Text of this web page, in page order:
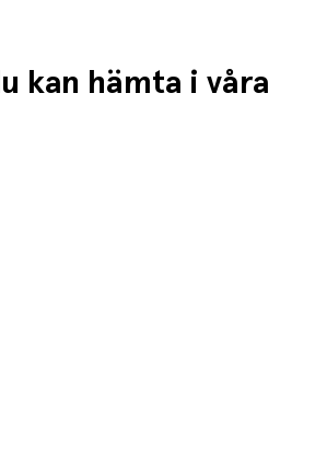
kan hämta i våra